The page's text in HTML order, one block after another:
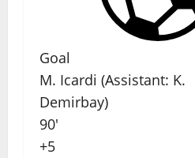
Goal
M. Icardi (Assistant: K.
Demirbay)
90'
+5